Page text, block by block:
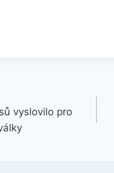
vyslovilo pro